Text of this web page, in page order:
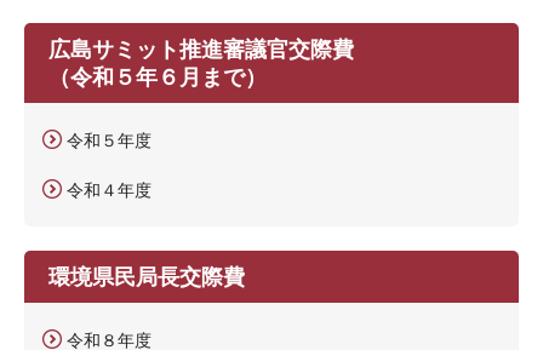
広島サミット推進審議官交際費
（令和５年６月まで）
令和５年度
令和４年度
環境県民局長交際費
令和８年度